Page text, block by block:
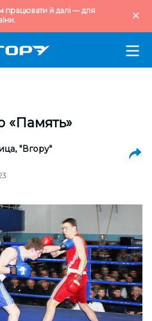
працювати й далі — для
«Память»
"Вгору"